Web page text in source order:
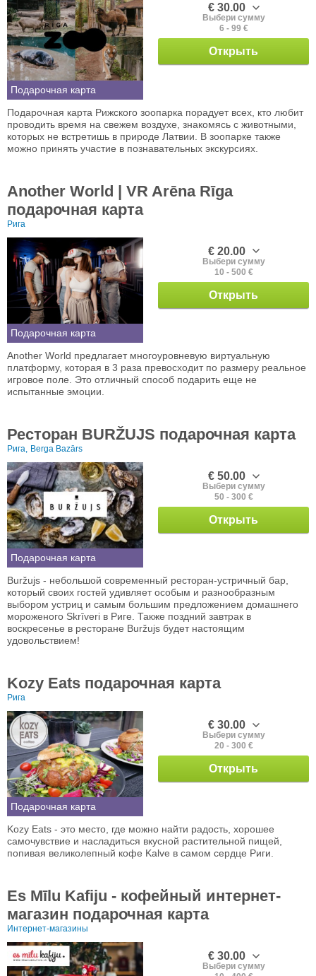
Подарочная карта
€ 30.00
Выбери сумму
6 - 99 €
Открыть
Подарочная карта Рижского зоопарка порадует всех, кто любит
проводить время на свежем воздухе, знакомясь с животными,
которых не встретишь в природе Латвии. В зоопарке также
можно принять участие в познавательных экскурсиях.
Another World | VR Arēna Rīga
подарочная карта
Рига
Подарочная карта
€ 20.00
Выбери сумму
10 - 500 €
Открыть
Another World предлагает многоуровневую виртуальную
платформу, которая в 3 раза превосходит по размеру реальное
игровое поле. Это отличный способ подарить еще не
испытанные эмоции.
Ресторан BURŽUJS подарочная карта
Рига, Berga Bazārs
Подарочная карта
€ 50.00
Выбери сумму
50 - 300 €
Открыть
Buržujs - небольшой современный ресторан-устричный бар,
который своих гостей удивляет особым и разнообразным
выбором устриц и самым большим предложением домашнего
мороженого Skrīveri в Риге. Также поздний завтрак в
воскресенье в ресторане Buržujs будет настоящим
удовольствием!
Kozy Eats подарочная карта
Рига
Подарочная карта
€ 30.00
Выбери сумму
20 - 300 €
Открыть
Kozy Eats - это место, где можно найти радость, хорошее
самочувствие и насладиться вкусной растительной пищей,
попивая великолепный кофе Kalve в самом сердце Риги.
Es Mīlu Kafiju - кофейный интернет-
магазин подарочная карта
Интернет-магазины
€ 30.00
Выбери сумму